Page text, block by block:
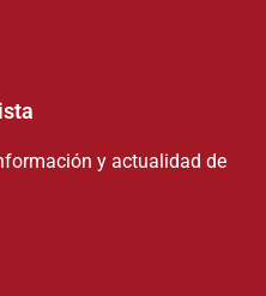
y actualidad de